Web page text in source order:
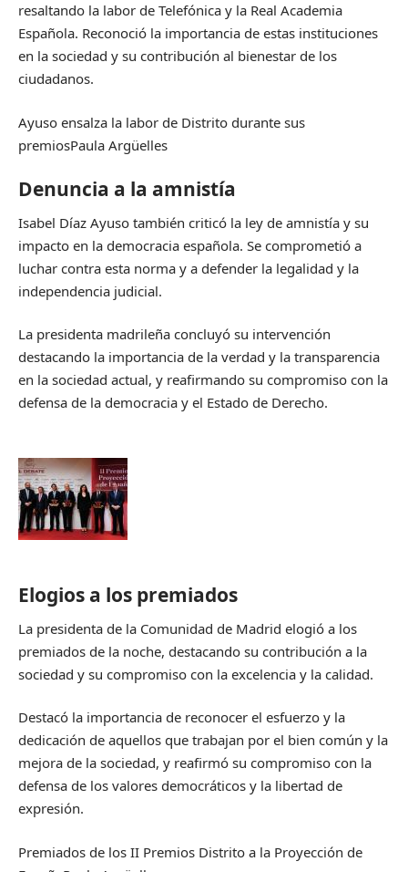
resaltando la labor de Telefónica y la Real Academia
Española. Reconoció la importancia de estas instituciones
en la sociedad y su contribución al bienestar de los
ciudadanos.
Ayuso ensalza la labor de Distrito durante sus
premiosPaula Argüelles
Denuncia a la amnistía
Isabel Díaz Ayuso también criticó la ley de amnistía y su
impacto en la democracia española. Se comprometió a
luchar contra esta norma y a defender la legalidad y la
independencia judicial.
La presidenta madrileña concluyó su intervención
destacando la importancia de la verdad y la transparencia
en la sociedad actual, y reafirmando su compromiso con la
defensa de la democracia y el Estado de Derecho.
Elogios a los premiados
La presidenta de la Comunidad de Madrid elogió a los
premiados de la noche, destacando su contribución a la
sociedad y su compromiso con la excelencia y la calidad.
Destacó la importancia de reconocer el esfuerzo y la
dedicación de aquellos que trabajan por el bien común y la
mejora de la sociedad, y reafirmó su compromiso con la
defensa de los valores democráticos y la libertad de
expresión.
Premiados de los II Premios Distrito a la Proyección de